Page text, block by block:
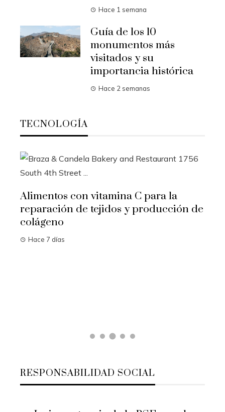
Hace 1 semana
Guía de los 10
monumentos más
visitados y su
importancia histórica
Hace 2 semanas
TECNOLOGÍA
Alimentos con vitamina C para la
reparación de tejidos y producción de
colágeno
Hace 7 días
RESPONSABILIDAD SOCIAL